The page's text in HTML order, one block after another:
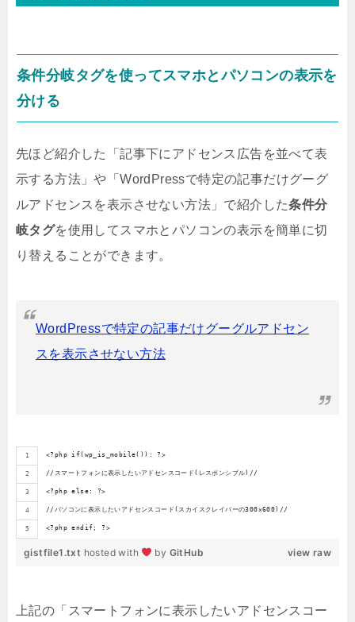
条件分岐タグを使ってスマホとパソコンの表示を
分ける
先ほど紹介した「記事下にアドセンス広告を並べて表
示する方法」や「WordPressで特定の記事だけグーグ
ルアドセンスを表示させない方法」で紹介した条件分
岐タグを使用してスマホとパソコンの表示を簡単に切
り替えることができます。
WordPressで特定の記事だけグーグルアドセン
スを表示させない方法
<?php if(wp_is_mobile()): ?>
//スマートフォンに表示したいアドセンスコード(レスポンシブル)//
<?php else: ?>
//パソコンに表示したいアドセンスコード(スカイスクレイパーの300×600)//
<?php endif; ?>
view raw
gistfile1.txt hosted with by GitHub
上記の「スマートフォンに表示したいアドセンスコー